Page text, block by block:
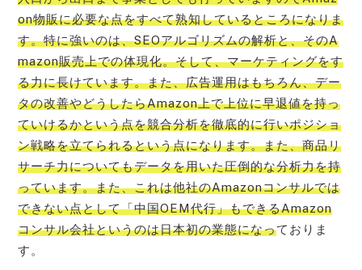
on物販に必要な点をすべて熟知しているところになりま
す。特に強いのは、SEOアルゴリズムの解析と、そのA
mazon販売上での体現化。そして、マーケティングをす
る力に長けています。また、広告運用はもちろん、デー
タの改善やどうしたらAmazon上で上位に早退値を持っ
ていけるかという点を競合分析を徹底的に行いポジショ
ン戦略を立てられるという点になります。また、商品リ
サーチ力についてもデータを用いた圧倒的な分析力を持
っています。また、これは他社のAmazonコンサルでは
できない点として「中国OEM代行」もできるAmazon
コンサル会社というのは日本初の業態になっておりま
す。